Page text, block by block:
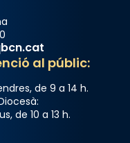
al públic:
de 9 a 14 h.
de 10 a 13 h.